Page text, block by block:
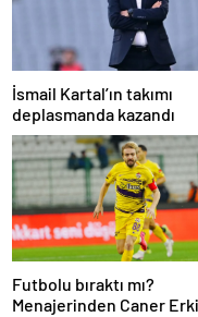
İsmail Kartal’ın takımı
deplasmanda kazandı
Futbolu bıraktı mı?
Menajerinden Caner